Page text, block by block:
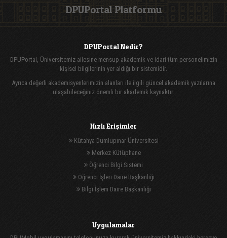
DPUPortal Platformu
DPUPortal Nedir?
DPUPortal, Üniversitemiz ailesine mensup akademik ve idari tüm personelimizin
kişisel bilgilerinin yer aldığı bir sistemidir.
Ayrıca değerli akademisyenlerimizin alanları ile ilgili güncel akademik yazılarına
ulaşabileceğiniz önemli bir akademik kaynaktır.
Hızlı Erişimler
Kütahya Dumlupınar Üniversitesi
Merkez Kütüphane
Öğrenci Bilgi Sistemi
Öğrenci İşleri Daire Başkanlığı
Bilgi İşlem Daire Başkanlığı
Uygulamalar